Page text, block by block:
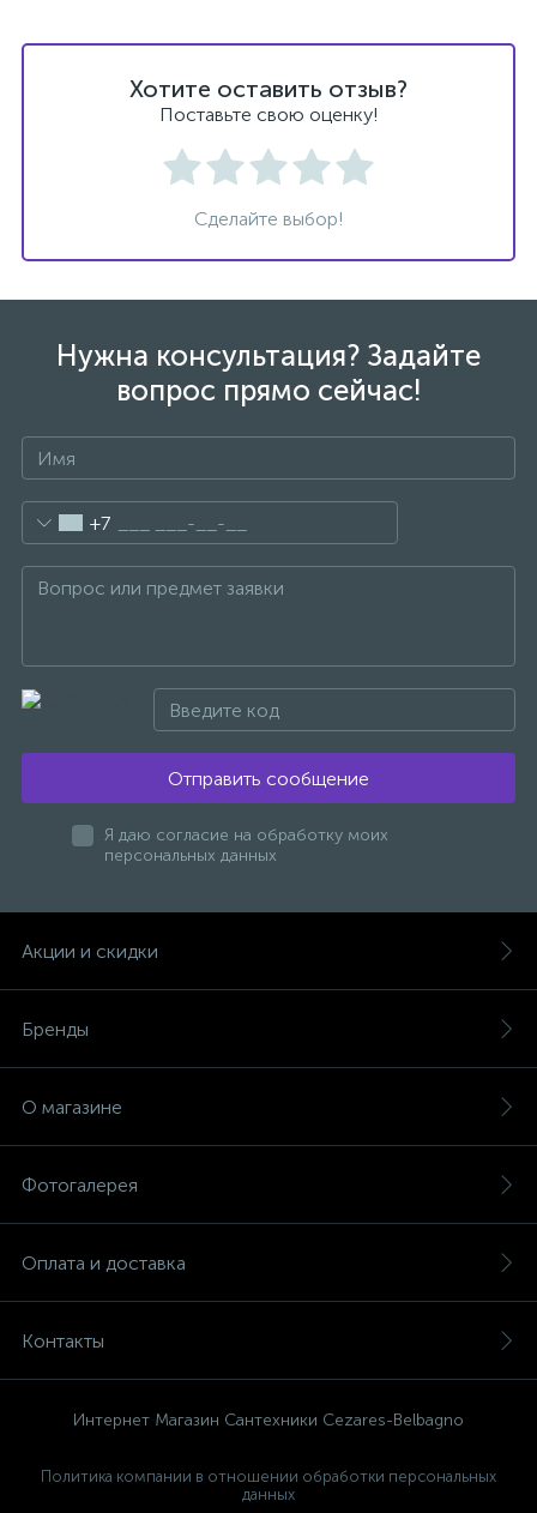
Хотите оставить отзыв?
Поставьте свою оценку!
Сделайте выбор!
Нужна консультация? Задайте
вопрос прямо сейчас!
+7
Отправить сообщение
Я даю согласие на обработку моих
персональных данных
Акции и скидки
Бренды
О магазине
Фотогалерея
Оплата и доставка
Контакты
Интернет Магазин Сантехники Cezares-Belbagno
Политика компании в отношении обработки персональных
данных
Смесители для биде
Смесители для ванны
5
Смесители для кухни
Смесители для раковины
Смесители на борт ванны
10
Смесители термостатические
3